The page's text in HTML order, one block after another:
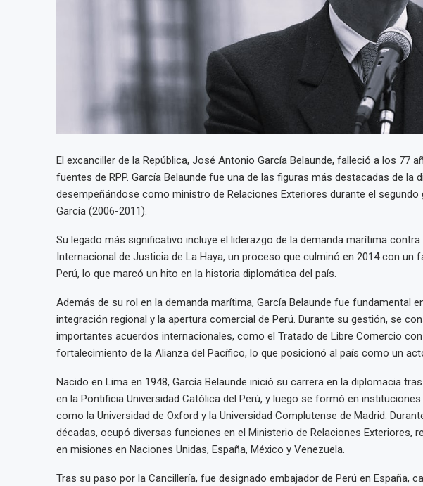
El excanciller de la República, José Antonio García Belaunde, falleció a los 77
fuentes de RPP. García Belaunde fue una de las figuras más destacadas de la
desempeñándose como ministro de Relaciones Exteriores durante el segundo
García (2006-2011).
Su legado más significativo incluye el liderazgo de la demanda marítima contra
Internacional de Justicia de La Haya, un proceso que culminó en 2014 con un
Perú, lo que marcó un hito en la historia diplomática del país.
Además de su rol en la demanda marítima, García Belaunde fue fundamental
integración regional y la apertura comercial de Perú. Durante su gestión, se
importantes acuerdos internacionales, como el Tratado de Libre Comercio
fortalecimiento de la Alianza del Pacífico, lo que posicionó al país como un
Nacido en Lima en 1948, García Belaunde inició su carrera en la diplomacia
en la Pontificia Universidad Católica del Perú, y luego se formó en
como la Universidad de Oxford y la Universidad Complutense de Madrid.
décadas, ocupó diversas funciones en el Ministerio de Relaciones Exteriores,
en misiones en Naciones Unidas, España, México y Venezuela.
Tras su paso por la Cancillería, fue designado embajador de Perú en España,